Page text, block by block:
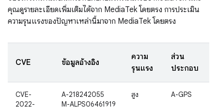
คุณดูรายละเอียดเพิ่มเติมได้จาก MediaTek โดยตรง การประเมิน
ความรุนแรงของปัญหาเหล่านี้มาจาก MediaTek โดยตรง
CVE ข้อมูลอ้างอิง
ความ
รุนแรง
ส่วน
ประกอบ
CVE-
2022-
A-218242055
M-ALPS06461919
สูง A-GPS